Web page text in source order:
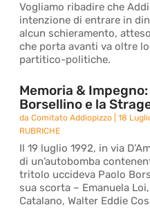
Vogliamo ribadire che
intenzione di entrare in
alcun schieramento,
che porta avanti va oltre
partitico-politiche.
Memoria &
Borsellino e la
daComitato Addiopizzo |18
RUBRICHE
Il 19 luglio 1992, in via
di un’autobomba
tritolo uccideva Paolo
sua scorta – Emanuela
Catalano, Walter Eddie